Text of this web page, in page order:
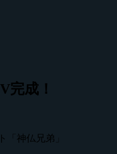
完成！
「神仏兄弟」